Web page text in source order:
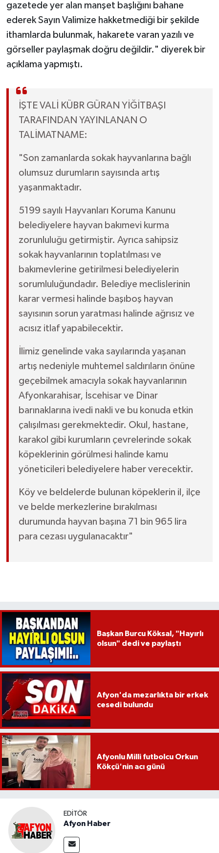
gazetede yer alan manşet başlığını bahane
ederek Sayın Valimize hakketmediği bir şekilde
ithamlarda bulunmak, hakarete varan yazılı ve
görseller paylaşmak doğru değildir." diyerek bir
açıklama yapmıştı.
İŞTE VALİ KÜBR GÜRAN YİĞİTBAŞI
TARAFINDAN YAYINLANAN O
TALİMATNAME:
"Son zamanlarda sokak hayvanlarına bağlı
olumsuz durumların sayısında artış
yaşanmaktadır.
5199 sayılı Hayvanları Koruma Kanunu
belediyelere hayvan bakımevi kurma
zorunluluğu getirmiştir. Ayrıca sahipsiz
sokak hayvanlarının toplatılması ve
bakımevlerine getirilmesi belediyelerin
sorumluluğundadır. Belediye meclislerinin
karar vermesi halinde başıboş hayvan
sayısının sorun yaratması halinde ağrısız ve
acısız itlaf yapabilecektir.
İlimiz genelinde vaka sayılarında yaşanan
artış nedeniyle muhtemel saldırıların önüne
geçebilmek amacıyla sokak hayvanlarının
Afyonkarahisar, İscehisar ve Dinar
barınaklarına ivedi nakli ve bu konuda etkin
çalışılması gerekmektedir. Okul, hastane,
karakol gibi kurumların çevrelerinde sokak
köpeklerinin görülmesi halinde kamu
yöneticileri belediyelere haber verecektir.
Köy ve beldelerde bulunan köpeklerin il, ilçe
ve belde merkezlerine bırakılması
durumunda hayvan başına 71 bin 965 lira
para cezası uygulanacaktır"
Başkan Burcu Köksal, "Hayırlı
olsun" dedi ve paylaştı
Afyon'da mezarlıkta bir erkek
cesedi bulundu
Afyonlu Milli futbolcu Orkun
Kökçü'nin acı günü
EDITÖR
Afyon Haber